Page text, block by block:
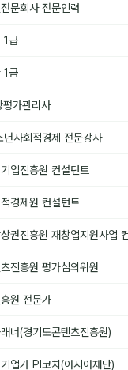
문회사 전문인력
1급
1급
평가관리사
년사회적경제 전문강사
업진흥원 컨설턴트
경제원 컨설턴트
권진흥원 재창업지원사업
진흥원 평가심의위원
원 전문가
너(경기도콘텐츠진흥원)
업가 PI코치(아시아재단)